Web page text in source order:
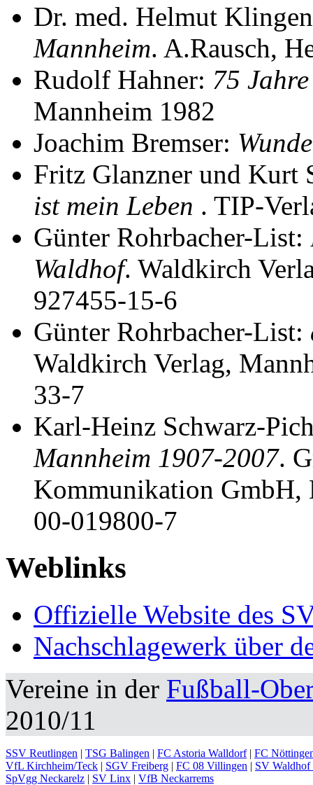
Dr. med. Helmut
Mannheim. A.Rausch,
Rudolf Hahner: 75
Mannheim 1982
Joachim Bremser:
Fritz Glanzner und Kurt
ist mein Leben . TIP-
Günter Rohrbacher-List:
Waldhof. Waldkirch
927455-15-6
Günter Rohrbacher-List:
Waldkirch Verlag,
33-7
Karl-Heinz Schwarz-
Mannheim 1907-2007.
Kommunikation GmbH,
00-019800-7
Weblinks
Offizielle Website des
Nachschlagewerk über
Vereine in der Fußball-
2010/11
SSV Reutlingen | TSG Balingen | FC Astoria Walldorf| FC
VfL Kirchheim/Teck | SGV Freiberg | FC 08 Villingen | SV Waldhof
SpVgg Neckarelz | SV Linx | VfB Neckarrems